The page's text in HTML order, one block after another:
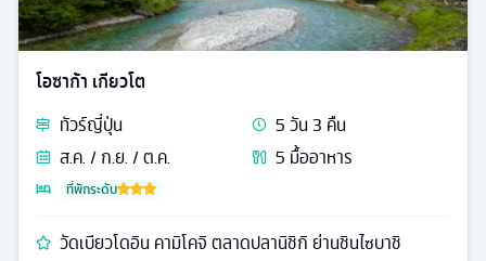
โอซาก้า เกียวโต
ทัวร์ญี่ปุ่น 5วัน3 คืน
ส.ค. / ก.ย. / ต.ค.
5 มื้ออาหาร
ที่พักระดับ
วัดเบียวโดอิน คามิโคจิ ตลาดปลานิชิกิ ย่านชินไซบาชิ